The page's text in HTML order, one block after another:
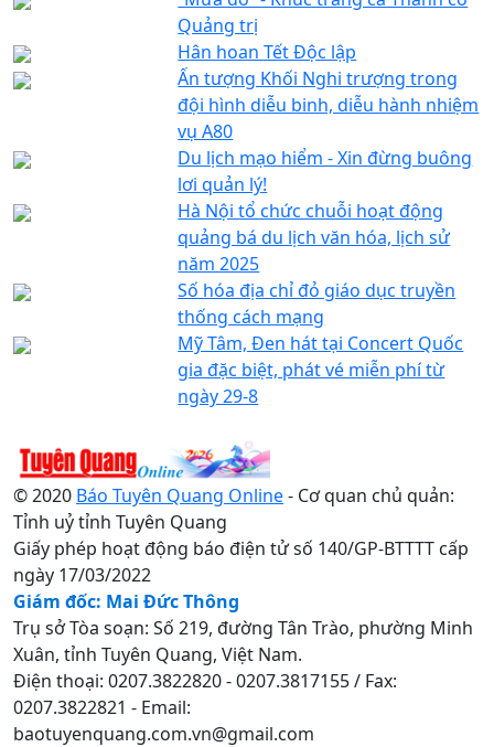
Quảng trị
Hân hoan Tết Độc lập
Ấn tượng Khối Nghi trượng trong
đội hình diễu binh, diễu hành nhiệm
vụ A80
Du lịch mạo hiểm - Xin đừng buông
lơi quản lý!
Hà Nội tổ chức chuỗi hoạt động
quảng bá du lịch văn hóa, lịch sử
năm 2025
Số hóa địa chỉ đỏ giáo dục truyền
thống cách mạng
Mỹ Tâm, Đen hát tại Concert Quốc
gia đặc biệt, phát vé miễn phí từ
ngày 29-8
© 2020 Báo Tuyên Quang Online- Cơ quan chủ quản:
Tỉnh uỷ tỉnh Tuyên Quang
Giấy phép hoạt động báo điện tử số 140/GP-BTTTT cấp
ngày 17/03/2022
Giám đốc: Mai Đức Thông
Trụ sở Tòa soạn: Số 219, đường Tân Trào, phường Minh
Xuân, tỉnh Tuyên Quang, Việt Nam.
Điện thoại: 0207.3822820 - 0207.3817155 / Fax:
0207.3822821 - Email:
baotuyenquang.com.vn@gmail.com